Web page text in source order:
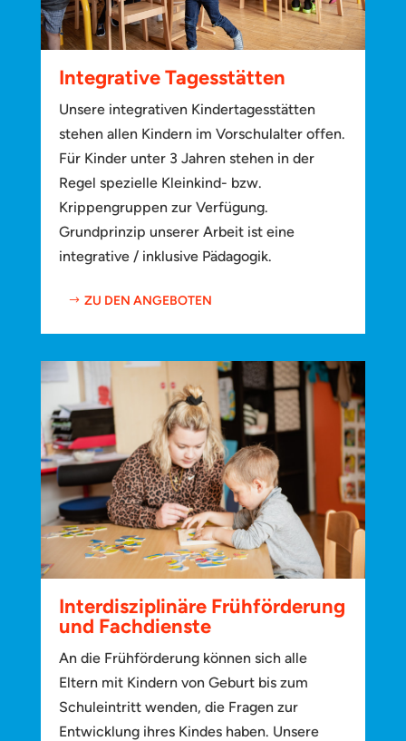
Integrative Tagesstätten
Unsere integrativen Kindertagesstätten
stehen allen Kindern im Vorschulalter offen.
Für Kinder unter 3 Jahren stehen in der
Regel spezielle Kleinkind- bzw.
Krippengruppen zur Verfügung.
Grundprinzip unserer Arbeit ist eine
integrative / inklusive Pädagogik.
ZU DEN ANGEBOTEN
Interdisziplinäre Frühförderung
und Fachdienste
An die Frühförderung können sich alle
Eltern mit Kindern von Geburt bis zum
Schuleintritt wenden, die Fragen zur
Entwicklung ihres Kindes haben. Unsere